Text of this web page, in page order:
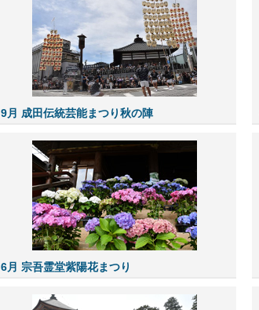
9月 成田伝統芸能まつり秋の陣
6月 宗吾霊堂紫陽花まつり